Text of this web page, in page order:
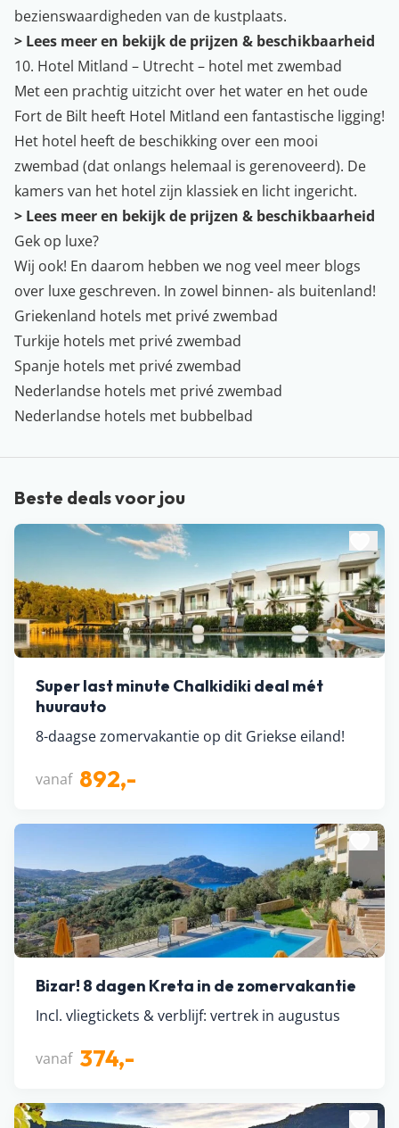
bezienswaardigheden van de kustplaats.
> Lees meer en bekijk de prijzen & beschikbaarheid
10. Hotel Mitland – Utrecht – hotel met zwembad
Met een prachtig uitzicht over het water en het oude
Fort de Bilt heeft Hotel Mitland een fantastische ligging!
Het hotel heeft de beschikking over een mooi
zwembad (dat onlangs helemaal is gerenoveerd). De
kamers van het hotel zijn klassiek en licht ingericht.
> Lees meer en bekijk de prijzen & beschikbaarheid
Gek op luxe?
Wij ook! En daarom hebben we nog veel meer blogs
over luxe geschreven. In zowel binnen- als buitenland!
Griekenland hotels met privé zwembad
Turkije hotels met privé zwembad
Spanje hotels met privé zwembad
Nederlandse hotels met privé zwembad
Nederlandse hotels met bubbelbad
Beste deals voor jou
Super last minute Chalkidiki deal mét
huurauto
8-daagse zomervakantie op dit Griekse eiland!
vanaf 892,-
Bizar! 8 dagen Kreta in de zomervakantie
Incl. vliegtickets & verblijf: vertrek in augustus
vanaf 374,-